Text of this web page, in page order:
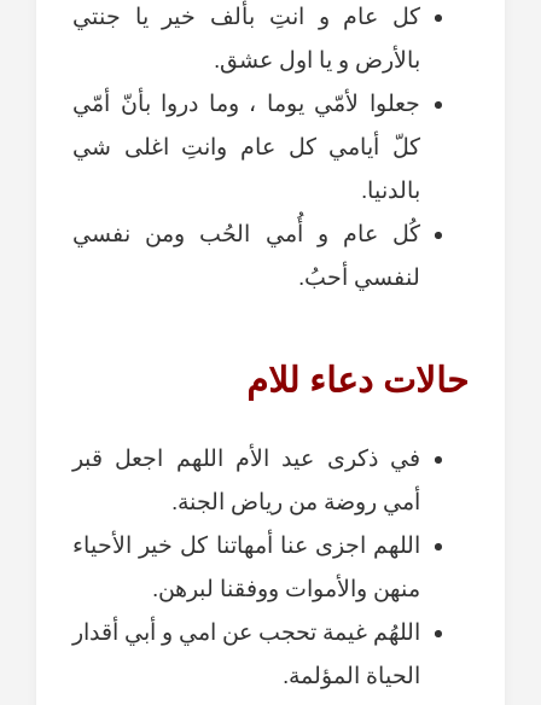
كل عام و انتِ بألف خير يا جنتي
بالأرض و يا اول عشق.
جعلوا لأمّي يوما ، وما دروا بأنّ أمّي
كلّ أيامي كل عام وانتِ اغلى شي
بالدنيا.
كُل عام و أُمي الحُب ومن نفسي
لنفسي أحبُ.
حالات دعاء للام
في ذكرى عيد الأم اللهم اجعل قبر
أمي روضة من رياض الجنة.
اللهم اجزى عنا أمهاتنا كل خير الأحياء
منهن والأموات ووفقنا لبرهن.
اللهُم غيمة تحجب عن امي و أبي أقدار
الحياة المؤلمة.